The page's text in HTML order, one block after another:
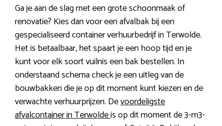
Ga je aan de slag met een grote schoonmaak of
renovatie? Kies dan voor een afvalbak bij een
gespecialiseerd container verhuurbedrijf in Terwolde.
Het is betaalbaar, het spaart je een hoop tijd en je
kunt voor elk soort vuilnis een bak bestellen. In
onderstaand schema check je een uitleg van de
bouwbakken die je op dit moment kunt kiezen en de
verwachte verhuurprijzen. Devoordeligste
afvalcontainer in Terwoldeis op dit moment de 3-m3-